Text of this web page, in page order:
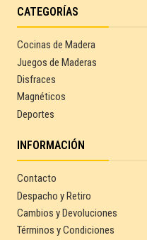
CATEGORÍAS
Cocinas de Madera
Juegos de Maderas
Disfraces
Magnéticos
Deportes
INFORMACIÓN
Contacto
Despacho y Retiro
Cambios y Devoluciones
Términos y Condiciones